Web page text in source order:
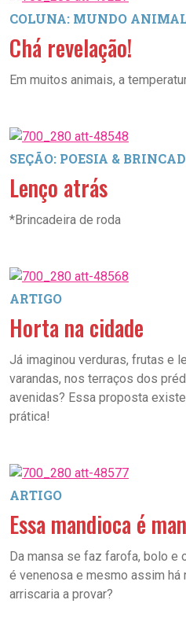
COLUNA: MUNDO
Chá revelação!
Em muitos animais, a
SEÇÃO: POESIA &
Lenço atrás
*Brincadeira de roda
ARTIGO
Horta na cidade
Já imaginou verduras, frutas e
varandas, nos terraços dos
avenidas? Essa proposta
prática!
ARTIGO
Essa mandioca é
Da mansa se faz farofa, bolo e
é venenosa e mesmo assim
arriscaria a provar?